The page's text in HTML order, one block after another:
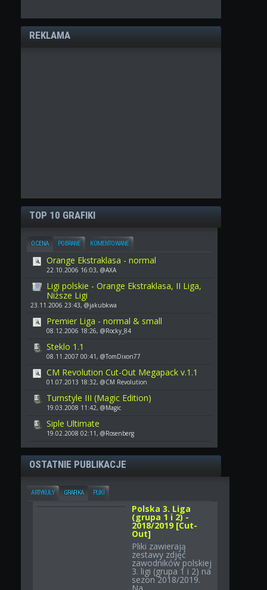
REKLAMA
TOP 10 GRAFIKI
OCENA POBRANE KOMENTOWANE
Orange Ekstraklasa - normal
22.10.2006 16:03, @AXA
Ligi polskie - Orange Ekstraklasa, II Liga,
Niższe Ligi
23.11.2006 23:43, @jakubkwa
Premier Liga - normal & small
08.12.2006 18:26, @Rocky_84
Steklo 1.1
08.11.2007 00:41, @TomDixon77
CM Revolution Cut-Out Megapack v.1.1
01.07.2013 18:32, @CM Revolution
Turnstyle III (Magic Edition)
19.03.2008 11:42, @Magic
Siple Ultimate
19.02.2008 02:11, @Rosenberg
OSTATNIE PUBLIKACJE
ARTYKUŁY GRAFIKA PLIKI
Polska 3. Liga
(grupa 1 i 2) -
2018/2019 [Cut-
Out]
Pliki zawierają
zestawy zdjęć
zawodników polskiej
3. ligi (grupa 1 i 2) na
sezon 2018/2019.